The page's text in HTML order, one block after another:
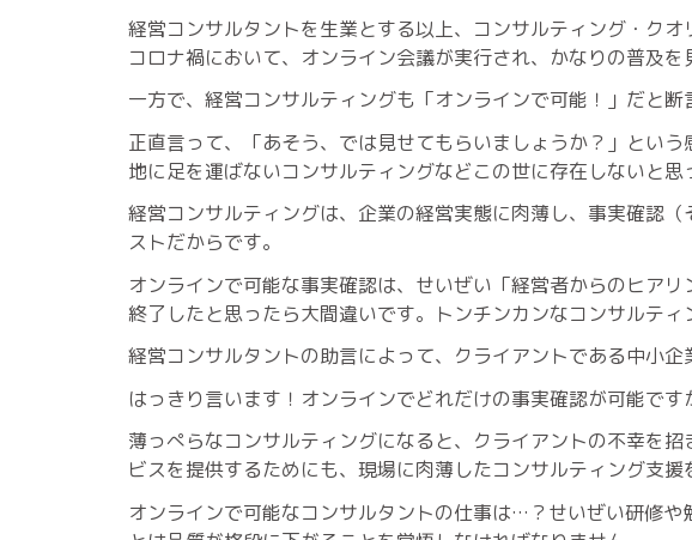
経営コンサルタントを生業とする以上、コンサルティング・ク
コロナ禍において、オンライン会議が実行され、かなりの普及を
一方で、経営コンサルティングも「オンラインで可能！」だと断
正直言って、「あそう、では見せてもらいましょうか？」とい
地に足を運ばないコンサルティングなどこの世に存在しないと思
経営コンサルティングは、企業の経営実態に肉薄し、事実確認
ストだからです。
オンラインで可能な事実確認は、せいぜい「経営者からのヒア
終了したと思ったら大間違いです。トンチンカンなコンサルティ
経営コンサルタントの助言によって、クライアントである中小企
はっきり言います！オンラインでどれだけの事実確認が可能です
薄っぺらなコンサルティングになると、クライアントの不幸を
ビスを提供するためにも、現場に肉薄したコンサルティング支援
オンラインで可能なコンサルタントの仕事は…？せいぜい研修